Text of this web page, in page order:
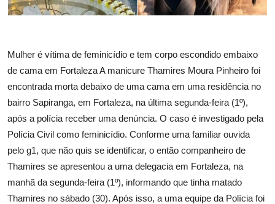
Mulher é vítima de feminicídio e tem corpo escondido embaixo
de cama em Fortaleza A manicure Thamires Moura Pinheiro foi
encontrada morta debaixo de uma cama em uma residência no
bairro Sapiranga, em Fortaleza, na última segunda-feira (1º),
após a polícia receber uma denúncia. O caso é investigado pela
Polícia Civil como feminicídio. Conforme uma familiar ouvida
pelo g1, que não quis se identificar, o então companheiro de
Thamires se apresentou a uma delegacia em Fortaleza, na
manhã da segunda-feira (1º), informando que tinha matado
Thamires no sábado (30). Após isso, a uma equipe da Polícia foi